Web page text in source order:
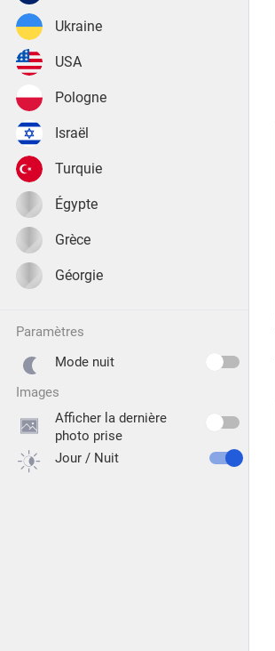
Ukraine
USA
Pologne
Israël
Turquie
Égypte
Grèce
Géorgie
paramètres
Mode nuit
images
Afficher la dernière
photo prise
Jour / Nuit